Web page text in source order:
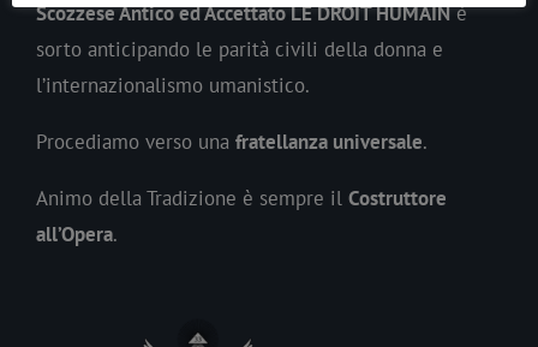
Scozzese Antico ed Accettato LE DROIT HUMAINè
sorto anticipando le parità civili della donna e
l’internazionalismo umanistico.
Procediamo verso una fratellanza universale.
Animo della Tradizione è sempre il Costruttore
all’Opera.